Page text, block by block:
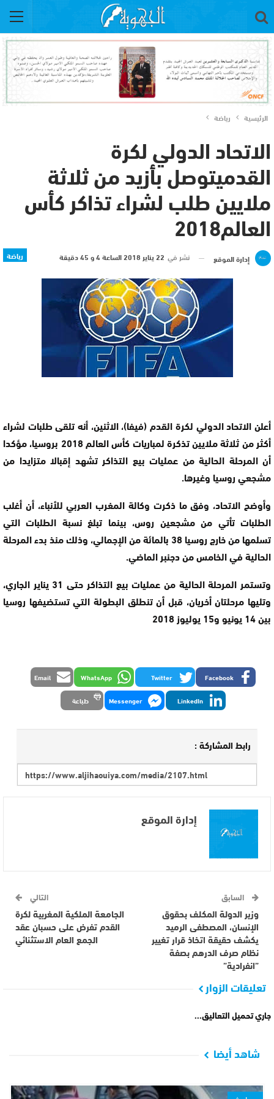
الرئيسية رياضة
الاتحاد الدولي لكرة
القدميتوصل بأزيد من ثلاثة
ملايين طلب لشراء تذاكر كأس
العالم2018
رياضة إدارة الموقع نشر في 22 يناير 2018 الساعة 4 و 45 دقيقة
أعلن الاتحاد الدولي لكرة القدم (فيفا)، الاثنين، أنه تلقى طلبات لشراء
أكثر من ثلاثة ملايين تذكرة لمباريات كأس العالم 2018 بروسيا، مؤكدا
أن المرحلة الحالية من عمليات بيع التذاكر تشهد إقبالا متزايدا من
مشجعي روسيا وغيرها.
وأوضح الاتحاد، وفق ما ذكرت وكالة المغرب العربي للأنباء، أن أغلب
الطلبات تأتي من مشجعين روس، بينما تبلغ نسبة الطلبات التي
تسلمها من خارج روسيا 38 بالمائة من الإجمالي، وذلك منذ بدء المرحلة
الحالية في الخامس من دجنبر الماضي.
وتستمر المرحلة الحالية من عمليات بيع التذاكر حتى 31 يناير الجاري،
وتليها مرحلتان أخريان، قبل أن تنطلق البطولة التي تستضيفها روسيا
بين 14 يونيو و15 يوليوز 2018
Facebook
Twitter
WhatsApp
Email
LinkedIn
Messenger طباعة
رابط المشاركة :
إدارة الموقع
السابق
وزير الدولة المكلف بحقوق
الإنسان، المصطفى الرميد
يكشف حقيقة اتخاذ قرار تغيير
نظام صرف الدرهم بصفة
”انفرادية”
التالي
الجامعة الملكية المغربية لكرة
القدم تفرض على حسبان عقد
الجمع العام الاستثنائي
تعليقات الزوار
جاري تحميل التعاليق...
شاهد أيضا